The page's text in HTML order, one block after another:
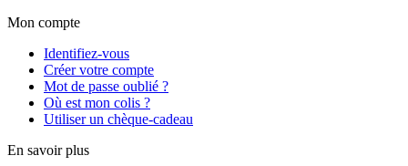
Mon compte
Identifiez-vous
Créer votre compte
Mot de passe oublié ?
Où est mon colis ?
Utiliser un chèque-cadeau
En savoir plus